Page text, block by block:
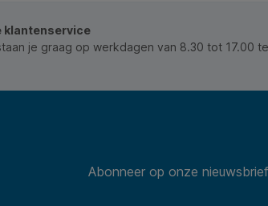
klantenservice
je graag op werkdagen van 8.30 tot 17.00
Abonneer op onze